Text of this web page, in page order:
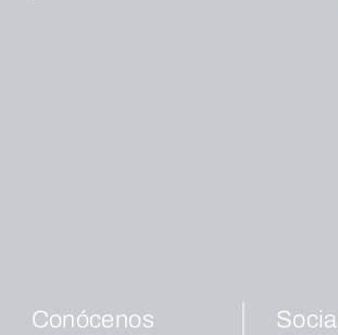
Conócenos
Social